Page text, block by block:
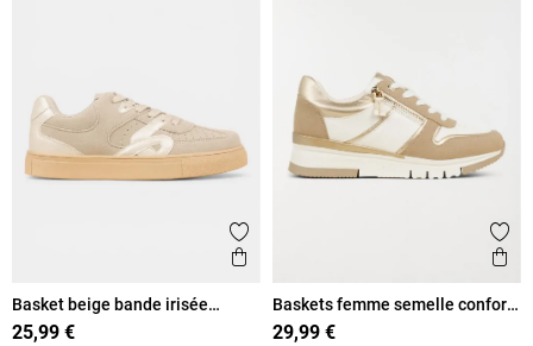
Ajouter aux favoris
Aperçu rapide
Basket beige bande irisée
femme (36-41)
25,99 €
Baskets femme semelle confort
(36-41)
29,99 €